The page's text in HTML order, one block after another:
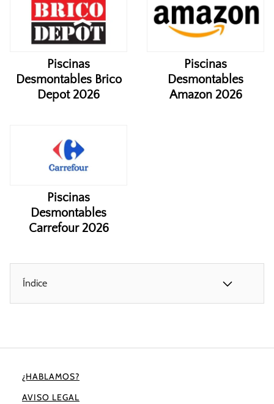
Piscinas
Desmontables Brico
Depot 2026
Piscinas
Desmontables
Amazon 2026
Piscinas
Desmontables
Carrefour 2026
Índice
¿HABLAMOS?
AVISO LEGAL